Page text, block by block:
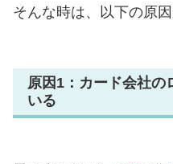
そんな時は、以下の原
原因1：カード会社の
いる